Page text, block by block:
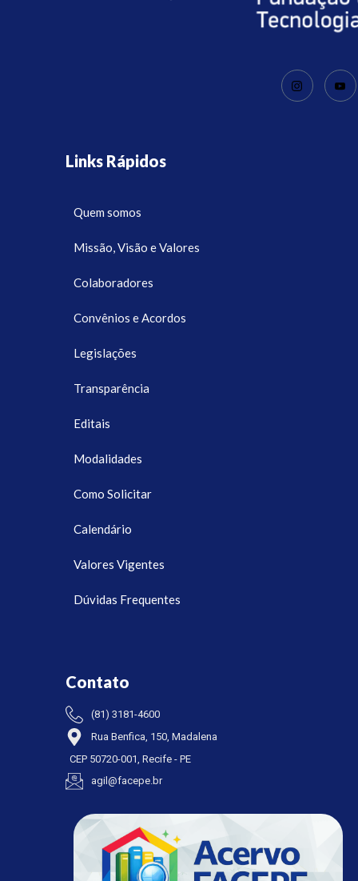
Links Rápidos
Quem somos
Missão, Visão e Valores
Colaboradores
Convênios e Acordos
Legislações
Transparência
Editais
Modalidades
Como Solicitar
Calendário
Valores Vigentes
Dúvidas Frequentes
Contato
(81) 3181-4600
Rua Benfica, 150, Madalena
CEP 50720-001, Recife - PE
agil@facepe.br